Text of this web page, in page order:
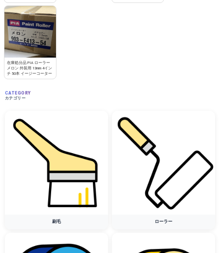
在庫処分品 PIA ローラー
メロン 外装用 13mm 4イン
チ 50本 イージーコーター
CATEGORY
カテゴリー
刷毛 ローラー